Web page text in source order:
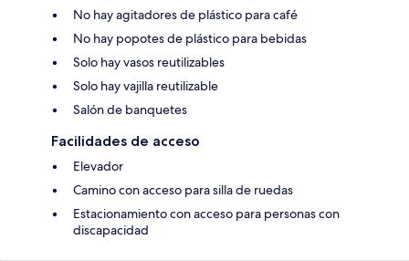
No hay agitadores de plástico para café
No hay popotes de plástico para bebidas
Solo hay vasos reutilizables
Solo hay vajilla reutilizable
Salón de banquetes
Facilidades de acceso
Elevador
Camino con acceso para silla de ruedas
Estacionamiento con acceso para personas con
discapacidad